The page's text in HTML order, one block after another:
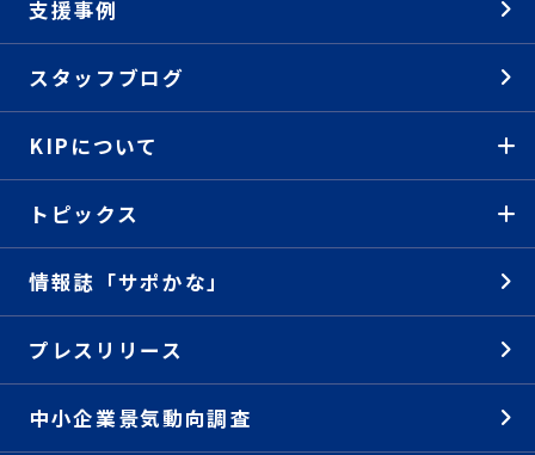
支援事例
スタッフブログ
KIPについて
トピックス
情報誌「サポかな」
プレスリリース
中小企業景気動向調査